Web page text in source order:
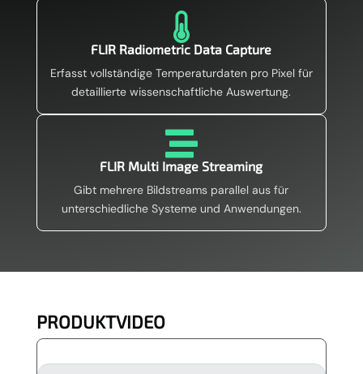

FLIR Radiometric Data Capture
Erfasst vollständige Temperaturdaten pro Pixel für
detaillierte wissenschaftliche Auswertung.

FLIR Multi Image Streaming
Gibt mehrere Bildstreams parallel aus für
unterschiedliche Systeme und Anwendungen.
PRODUKTVIDEO